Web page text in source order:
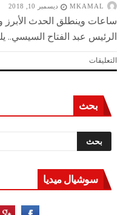
MKAMAL ديسمبر 10, 2018
ساعات وينطلق الحدث الأبرز
الرئيس عبد الفتاح السيسي..
التعليقاتعلى
القاهرة
إفريقيا..
تجمع
القوة
بحث
سوشيال ميديا